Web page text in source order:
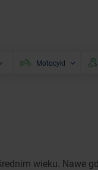
Motocykl
wieku. Nawe